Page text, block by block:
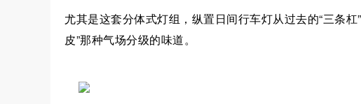
尤其是这套分体式灯组，纵置日间行车灯从过去的“三条
皮”那种气场分级的味道。